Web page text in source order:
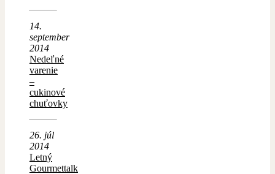
14.
september
2014
Nedeľné
varenie
–
cukinové
chuťovky
26. júl
2014
Letný
Gourmettalk